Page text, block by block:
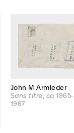
John M Armleder
Sans titre , ca 1965-
1967